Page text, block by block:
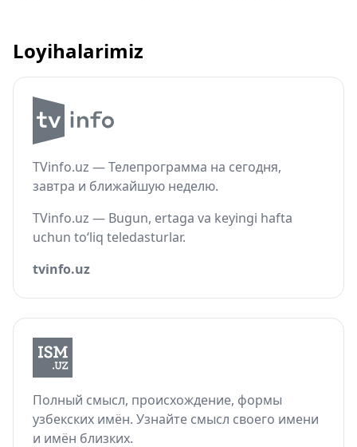
Loyihalarimiz
TVinfo.uz — Телепрограмма на сегодня,
завтра и ближайшую неделю.
TVinfo.uz — Bugun, ertaga va keyingi hafta
uchun to‘liq teledasturlar.
tvinfo.uz
Полный смысл, происхождение, формы
узбекских имён. Узнайте смысл своего имени
и имён близких.